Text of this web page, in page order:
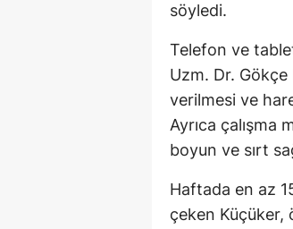
söyledi.
Telefon ve
Uzm. Dr.
verilmesi ve
Ayrıca çalışma
boyun ve sırt
Haftada en az
çeken Küçüker,